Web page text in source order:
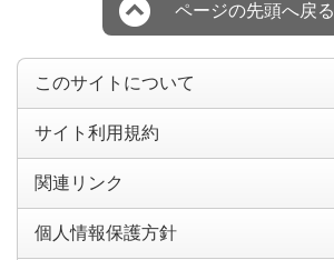
ページの先頭へ戻る
このサイトについて
サイト利用規約
関連リンク
個人情報保護方針